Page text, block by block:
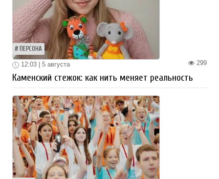
ПЕРСОНА
299
12:03 | 5 августа
Каменский стежок: как нить меняет реальность